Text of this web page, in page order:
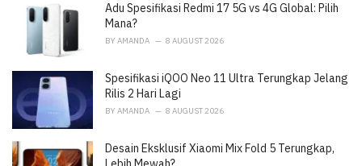
Adu Spesifikasi Redmi 17 5G vs 4G Global: Pilih
Mana?
BY AMANDA 8 AUGUST 2026
Spesifikasi iQOO Neo 11 Ultra Terungkap Jelang
Rilis 2 Hari Lagi
BY AMANDA 8 AUGUST 2026
Desain Eksklusif Xiaomi Mix Fold 5 Terungkap,